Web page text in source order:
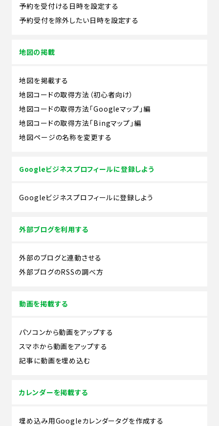
予約を受付ける日時を設定する
予約受付を除外したい日時を設定する
地図の掲載
地図を掲載する
地図コードの取得方法（初心者向け）
地図コードの取得方法「Googleマップ」編
地図コードの取得方法「Bingマップ」編
地図ページの名称を変更する
Googleビジネスプロフィールに登録しよう
Googleビジネスプロフィールに登録しよう
外部ブログを利用する
外部のブログと連動させる
外部ブログのRSSの調べ方
動画を掲載する
パソコンから動画をアップする
スマホから動画をアップする
記事に動画を埋め込む
カレンダーを掲載する
埋め込み用Googleカレンダータグを作成する